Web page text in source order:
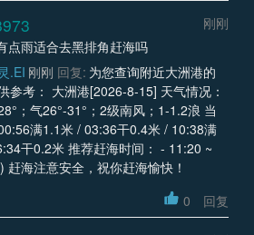
刚刚
点雨适合去黑排角赶海吗
.EI 刚刚 回复: 为您查询附近大洲港的
参考： 大洲港[2026-8-15] 天气情况：
；气26°-31°；2级南风；1-1.2浪 当
满1.1米 / 03:36干0.4米 / 10:38满
干0.2米 推荐赶海时间： - 11:20 ~
赶海注意安全，祝你赶海愉快！
0 回复